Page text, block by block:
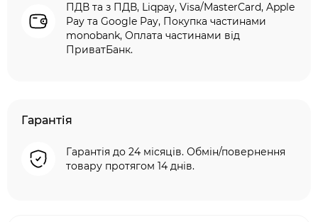
ПДВ та з ПДВ, Liqpay, Visa/MasterCard, Apple
Pay та Google Pay, Покупка частинами
monobank, Оплата частинами від
ПриватБанк.
Гарантія
Гарантія до 24 місяців. Обмін/повернення
товару протягом 14 днів.